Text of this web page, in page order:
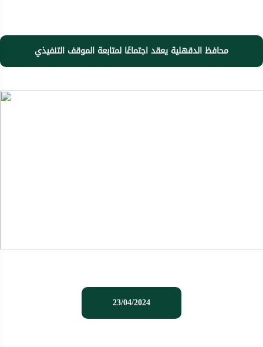
محافظ الدقهلية يعقد اجتماعًا لمتابعة الموقف التنفيذي
23/04/2024